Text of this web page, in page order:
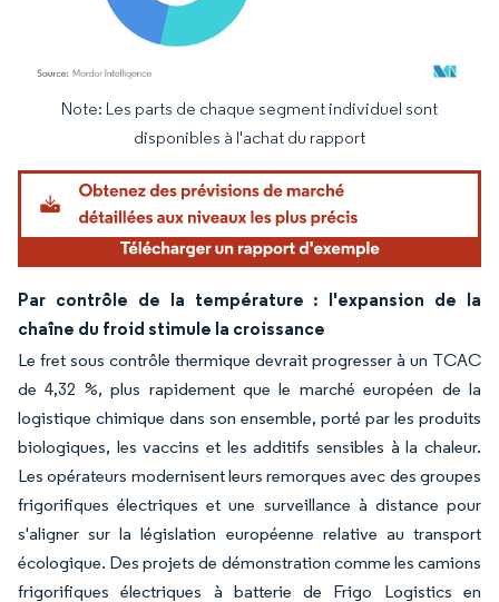
Image © Mordor Intelligence. La réutilisation nécessite une attribution sous CC BY
Note: Les parts de chaque segment individuel sont
disponibles à l'achat du rapport
Par contrôle de la température : l'expansion de la
chaîne du froid stimule la croissance
Le fret sous contrôle thermique devrait progresser à un TCAC
de 4,32 %, plus rapidement que le marché européen de la
logistique chimique dans son ensemble, porté par les produits
biologiques, les vaccins et les additifs sensibles à la chaleur.
Les opérateurs modernisent leurs remorques avec des groupes
frigorifiques électriques et une surveillance à distance pour
s'aligner sur la législation européenne relative au transport
écologique. Des projets de démonstration comme les camions
frigorifiques électriques à batterie de Frigo Logistics en